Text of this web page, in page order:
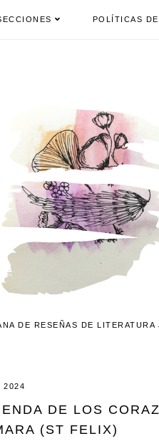
POLÍTICAS
DE RESEÑAS DE
2024
DE LOS
(ST FELIX)